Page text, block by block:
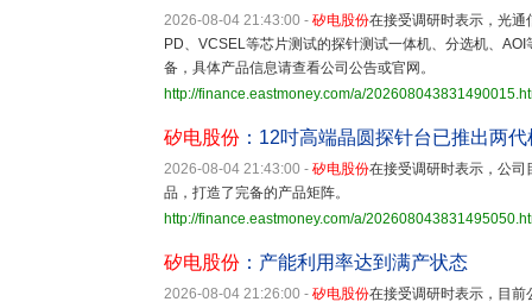
2026-08-04 21:43:00 - 矽电股份在接受调研时表示，光
PD、VCSEL等芯片测试的探针测试一体机、分选机、
备，具体产品信息请查看公司公告或官网。
http://finance.eastmoney.com/a/
矽电股份 ：12吋高端晶圆探针台已推出两代
2026-08-04 21:43:00 - 矽电股份在接受调研时表示，公
品，打造了完备的产品矩阵。
http://finance.eastmoney.com/a/
矽电股份 ：产能利用率达到满产状态
2026-08-04 21:26:00 - 矽电股份在接受调研时表示，目